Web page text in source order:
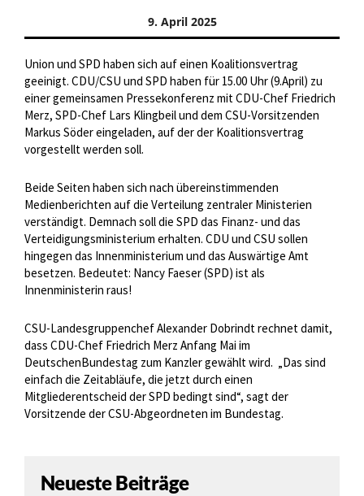
9. April 2025
Union und SPD haben sich auf einen Koalitionsvertrag
geeinigt. CDU/CSU und SPD haben für 15.00 Uhr (9.April) zu
einer gemeinsamen Pressekonferenz mit CDU-Chef Friedrich
Merz, SPD-Chef Lars Klingbeil und dem CSU-Vorsitzenden
Markus Söder eingeladen, auf der der Koalitionsvertrag
vorgestellt werden soll.
Beide Seiten haben sich nach übereinstimmenden
Medienberichten auf die Verteilung zentraler Ministerien
verständigt. Demnach soll die SPD das Finanz- und das
Verteidigungsministerium erhalten. CDU und CSU sollen
hingegen das Innenministerium und das Auswärtige Amt
besetzen. Bedeutet: Nancy Faeser (SPD) ist als
Innenministerin raus!
CSU-Landesgruppenchef Alexander Dobrindt rechnet damit,
dass CDU-Chef Friedrich Merz Anfang Mai im
DeutschenBundestag zum Kanzler gewählt wird. „Das sind
einfach die Zeitabläufe, die jetzt durch einen
Mitgliederentscheid der SPD bedingt sind“, sagt der
Vorsitzende der CSU-Abgeordneten im Bundestag.
Neueste Beiträge